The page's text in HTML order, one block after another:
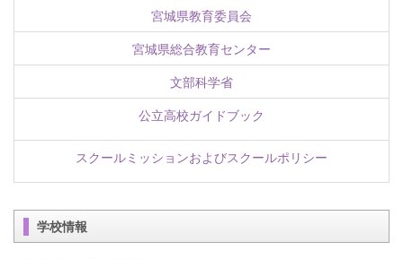
宮城県教育委員会
宮城県総合教育センター
文部科学省
公立高校ガイドブック
スクールミッションおよびスクールポリシー
学校情報